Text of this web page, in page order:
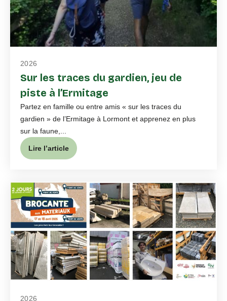
2026
Sur les traces du gardien, jeu de
piste à l’Ermitage
Partez en famille ou entre amis « sur les traces du
gardien » de l’Ermitage à Lormont et apprenez en plus
sur la faune,...
Lire l’article
2026